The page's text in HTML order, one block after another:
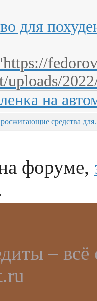
для
uploads/
на
средства
форуме,
–